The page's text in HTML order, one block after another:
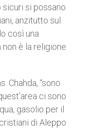
sicuri si possano
anzitutto sul
così una
non è la religione
Chahda, “sono
ci sono
gasolio per il
di Aleppo